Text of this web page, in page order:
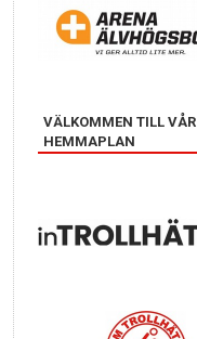
VÄLKOMMEN TILL VÅR
HEMMAPLAN